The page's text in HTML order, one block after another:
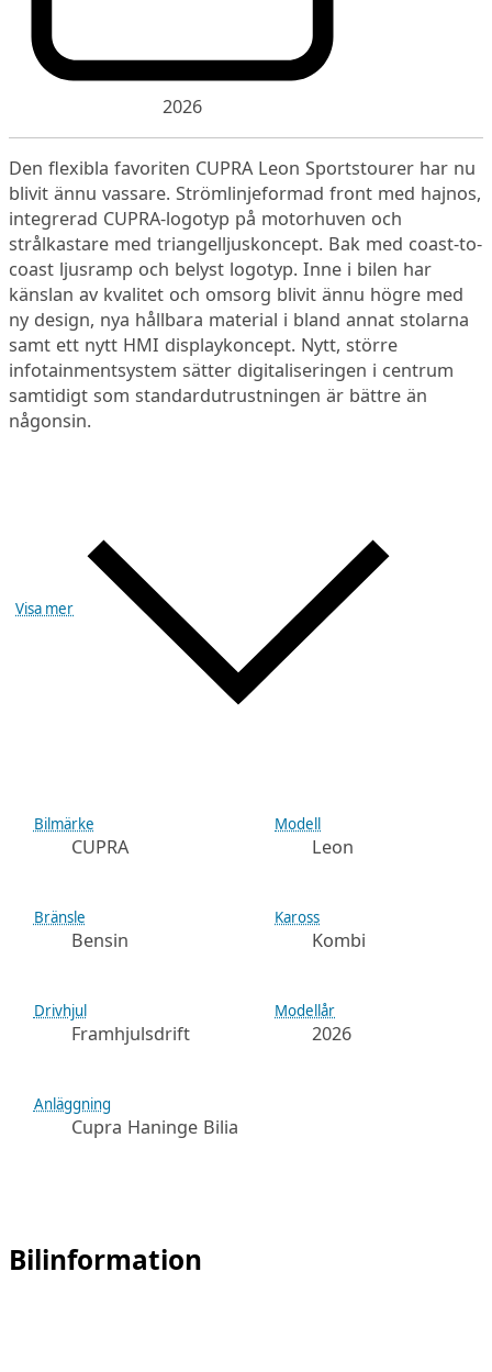
2026
Den flexibla favoriten CUPRA Leon Sportstourer har nu
blivit ännu vassare. Strömlinjeformad front med hajnos,
integrerad CUPRA-logotyp på motorhuven och
strålkastare med triangelljuskoncept. Bak med coast-to-
coast ljusramp och belyst logotyp. Inne i bilen har
känslan av kvalitet och omsorg blivit ännu högre med
ny design, nya hållbara material i bland annat stolarna
samt ett nytt HMI displaykoncept. Nytt, större
infotainmentsystem sätter digitaliseringen i centrum
samtidigt som standardutrustningen är bättre än
någonsin.
Visa mer
Bilmärke
CUPRA
Modell
Leon
Bränsle
Bensin
Kaross
Kombi
Drivhjul
Framhjulsdrift
Modellår
2026
Anläggning
Cupra Haninge Bilia
Bilinformation